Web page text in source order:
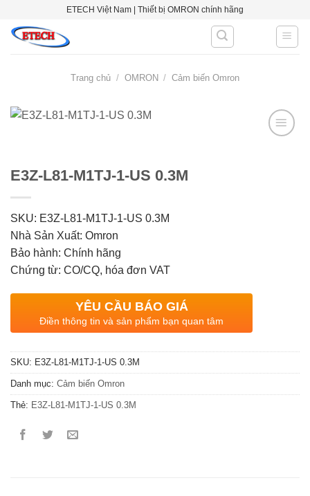
content
ETECH Việt Nam | Thiết bị OMRON chính hãng
Trang chủ / OMRON / Cảm biến Omron
E3Z-L81-M1TJ-1-US 0.3M
SKU: E3Z-L81-M1TJ-1-US 0.3M
Nhà Sản Xuất: Omron
Bảo hành: Chính hãng
Chứng từ: CO/CQ, hóa đơn VAT
YÊU CẦU BÁO GIÁ
Điền thông tin và sản phẩm bạn quan tâm
SKU: E3Z-L81-M1TJ-1-US 0.3M
Danh mục: Cảm biến Omron
Thẻ: E3Z-L81-M1TJ-1-US 0.3M